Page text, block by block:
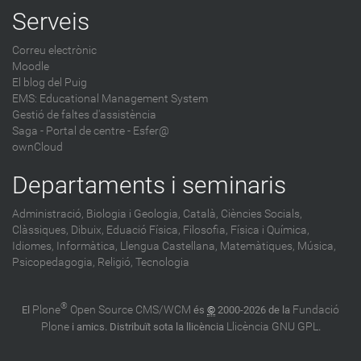
Serveis
Correu electrònic
Moodle
El blog del Puig
EMS: Educational Management System
Gestió de faltes d'assistència
Saga - Portal de centre - Esfer@
ownCloud
Departaments i seminaris
Administració, Biologia i Geologia, Català, Ciències Socials,
Clàssiques, Dibuix, Eduació Física, Filosofia, Física i Química,
Idiomes, Informàtica, Llengua Castellana, Matemàtiques, Música,
Psicopedagogia, Religió, Tecnologia
El Plone® Open Source CMS/WCM és © 2000-2026 de la Fundació
Plonei amics. Distribuït sota la llicència Llicència GNU GPL.